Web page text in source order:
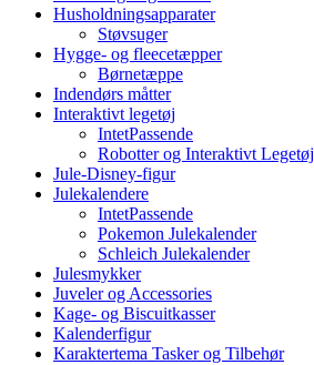
Husholdningsapparater
Støvsuger
Hygge- og fleecetæpper
Børnetæppe
Indendørs måtter
Interaktivt legetøj
IntetPassende
Robotter og Interaktivt Legetøj
Jule-Disney-figur
Julekalendere
IntetPassende
Pokemon Julekalender
Schleich Julekalender
Julesmykker
Juveler og Accessories
Kage- og Biscuitkasser
Kalenderfigur
Karaktertema Tasker og Tilbehør